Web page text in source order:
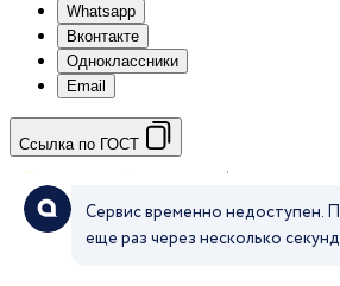
Whatsapp
Вконтакте
Одноклассники
Email
Ссылка по ГОСТ